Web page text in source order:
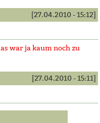
[27.04.2010 - 15:12]
war ja kaum noch zu
[27.04.2010 - 15:11]